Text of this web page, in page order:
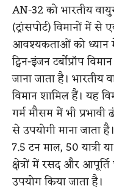
AN-32 को भारतीय
(ट्रांसपोर्ट) विमानों में
आवश्यकताओं को ध्यान
ट्विन-इंजन टर्बोप्रॉप
जाना जाता है।
विमान शामिल हैं। यह
गर्म मौसम में भी
से उपयोगी माना जाता
7.5 टन माल, 50 यात्री
क्षेत्रों में रसद और
उपयोग किया जाता है।